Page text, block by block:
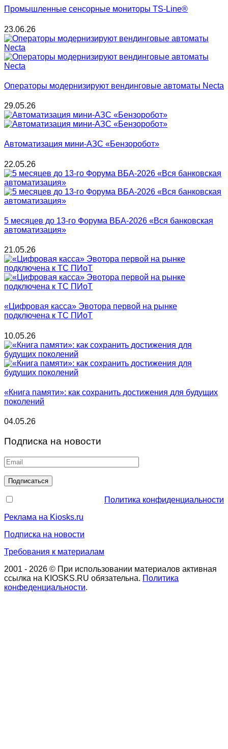
Промышленные сенсорные мониторы TS-Line®
23.06.26
Операторы модернизируют вендинговые автоматы Necta
29.05.26
Автоматизация мини-АЗС «Бензоробот»
22.05.26
5 месяцев до 13-го Форума ВБА-2026 «Вся банковская
автоматизация»
21.05.26
«Цифровая касса» Эвотора первой на рынке
подключена к ТС ПИоТ
10.05.26
«Книга памяти»: как сохранить достижения для будущих
поколений
04.05.26
Подписка на новости
Политика конфиденциальности
Реклама на Kiosks.ru
Подписка на новости
Требования к материалам
2001 - 2026 © При использовании материалов активная
ссылка на KIOSKS.RU обязательна. Политика
конфеденциальности.